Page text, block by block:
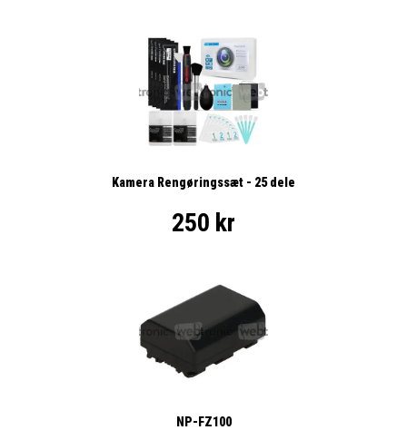
Kamera Rengøringssæt - 25 dele
250 kr
NP-FZ100